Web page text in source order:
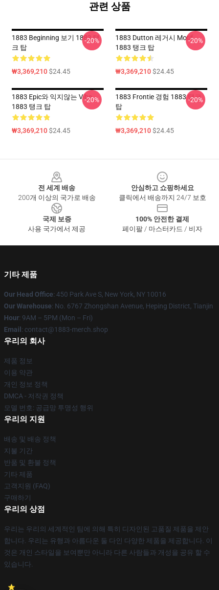
관련 상품
1883 Beginning 보기 1883 탱
크 탑
₩3,369,210$24.45
-20%
1883 Dutton 레거시 Motif
1883 탱크 탑
₩3,369,210$24.45
-20%
1883 Epic와 익지않는 Vibe
1883 탱크 탑
₩3,369,210$24.45
-20%
1883 Frontie 경험 1883 탱크
탑
₩3,369,210$24.45
-20%
전 세계 배송
200개 이상의 국가로 배송
안심하고 쇼핑하세요
클릭에서 배송까지 24/7 보호
국제 보증
사용 국가에서 제공
100% 안전한 결제
페이팔 / 마스터카드 / 비자
기타 제품
Our Head Office: 450 Park Ave S, New York, NY 10016
Our Warehouse: No. 6767 Zhongshan Avenue, Heping District, Tianjin
Hour: 9AM – 5PM (Mon – Fri)
Email : contact@1883-merch.shop
우리의 회사
제품 정보
이용 약관
개인 정보 정책
DMCA - 저작권 정책
모델 번호: 공급망 투명성 행위
우리의 지원
배송 및 배송 정책
지불 기간
반품 및 환불 정책
기타 제품
고객지원 (FAQ)
구매하기
우리의 상점
우리는 우리의 세계적인 팀에 의해 특히 디자인된 고품질 제품을 제안
합니다. 우리는 유행과 아름다운 둘 다인 다양한 제품을 제공합니다. 이
것은 개인 스타일을 보여뿐만 아니라 다른 사람들과 개성을 공유 할 수
있습니다.